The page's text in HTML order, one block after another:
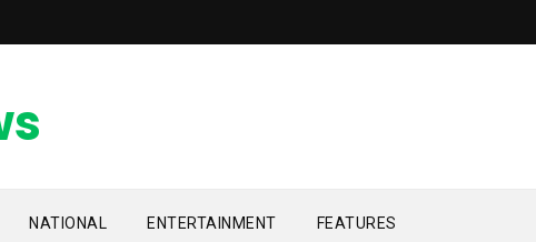
online
NATIONAL ENTERTAINMENT FEATURES